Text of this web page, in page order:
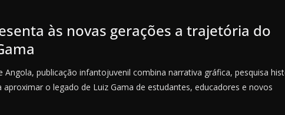
às novas gerações a trajetória do
Angola, publicação infantojuvenil combina narrativa gráfica, pesquisa
aproximar o legado de Luiz Gama de estudantes, educadores e novos